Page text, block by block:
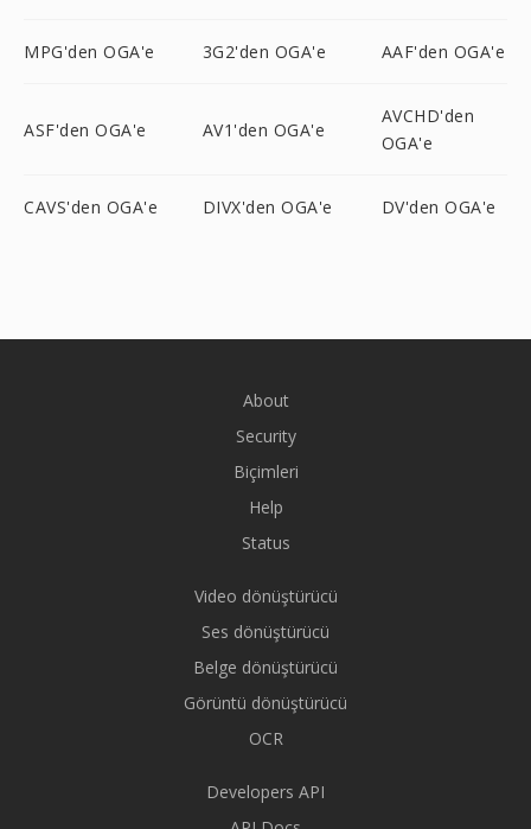
MPG'den OGA'e 3G2'den OGA'e AAF'den OGA'e
ASF'den OGA'e AV1'den OGA'e
AVCHD'den
OGA'e
CAVS'den OGA'e DIVX'den OGA'e DV'den OGA'e
About
Security
Biçimleri
Help
Status
Video dönüştürücü
Ses dönüştürücü
Belge dönüştürücü
Görüntü dönüştürücü
OCR
Developers API